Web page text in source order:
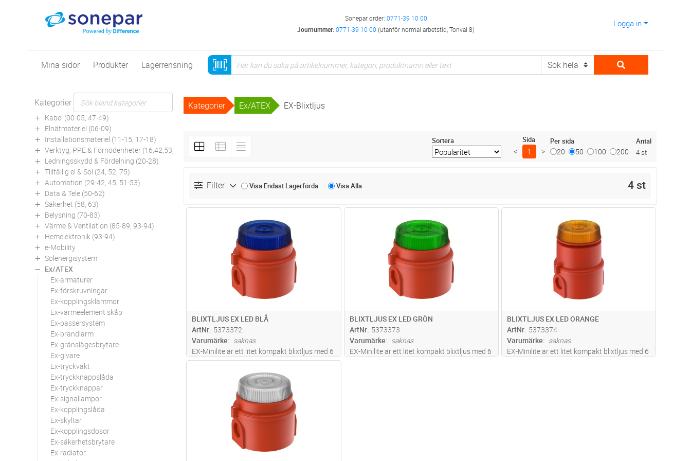
Sonepar order: 0771-39 10 00
Journummer:0771-39 10 00 (utanför normal arbetstid, Tonval 8)
Logga in
Mina sidor Produkter Lagerrensning
Kategorier
Kabel (00-05, 47-49)
Elnätmateriel (06-09)
Installationsmateriel (11-15, 17-18)
Verktyg, PPE & Förnödenheter (16,42,53,94)
Ledningsskydd & Fördelning (20-28)
Tillfällig el & Sol (24, 52, 75)
Automation (29-42, 45, 51-53)
Data & Tele (50-62)
Säkerhet (58, 63)
Belysning (70-83)
Värme & Ventilation (85-89, 93-94)
Hemelektronik (93-94)
e-Mobility
Solenergisystem
Ex/ATEX
Ex-armaturer
Ex-förskruvningar
Ex-kopplingsklämmor
Ex-värmeelement skåp
Ex-passersystem
Ex-brandlarm
Ex-gränslägesbrytare
Ex-givare
Ex-tryckvakt
Ex-tryckknappslåda
Ex-tryckknappar
Ex-signallampor
Ex-kopplingslåda
Ex-skyltar
Ex-kopplingsdosor
Ex-säkerhetsbrytare
Ex-radiator
Kategorier Ex/ATEX EX-Blixtljus
Sortera Sida
< 1 >
Per sida
20 50 100 200
Antal
4 st
Filter Visa Endast Lagerförda VisaAlla 4 st
Lägg i kundvagn
BLIXTLJUS EX LED BLÅ
ArtNr 5373372
Varumärke
saknas
EX-Minilite är ett litet kompakt blixtljus med 6
st högintensiva LED. Godkännande
inkluderar ATEX, IECEx och GOST-R för Zon 0
applikationer och FM godkännande för klass
1 division 1 och klass 1 för z...läs mer
Lägg i kundvagn
BLIXTLJUS EX LED GRÖN
ArtNr 5373373
Varumärke
saknas
EX-Minilite är ett litet kompakt blixtljus med 6
Lägg i kundvagn
BLIXTLJUS EX LED ORANGE
ArtNr 5373374
Varumärke
saknas
EX-Minilite är ett litet kompakt blixtljus med 6
Lägg i kundvagn